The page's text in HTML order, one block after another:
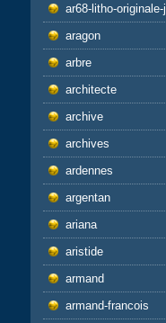
ar68-litho-originale-j
aragon
arbre
architecte
archive
archives
ardennes
argentan
ariana
aristide
armand
armand-francois